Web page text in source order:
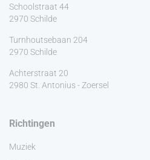
Schoolstraat 44
2970 Schilde
Turnhoutsebaan 204
2970 Schilde
Achterstraat 20
2980 St. Antonius - Zoersel
Richtingen
Muziek